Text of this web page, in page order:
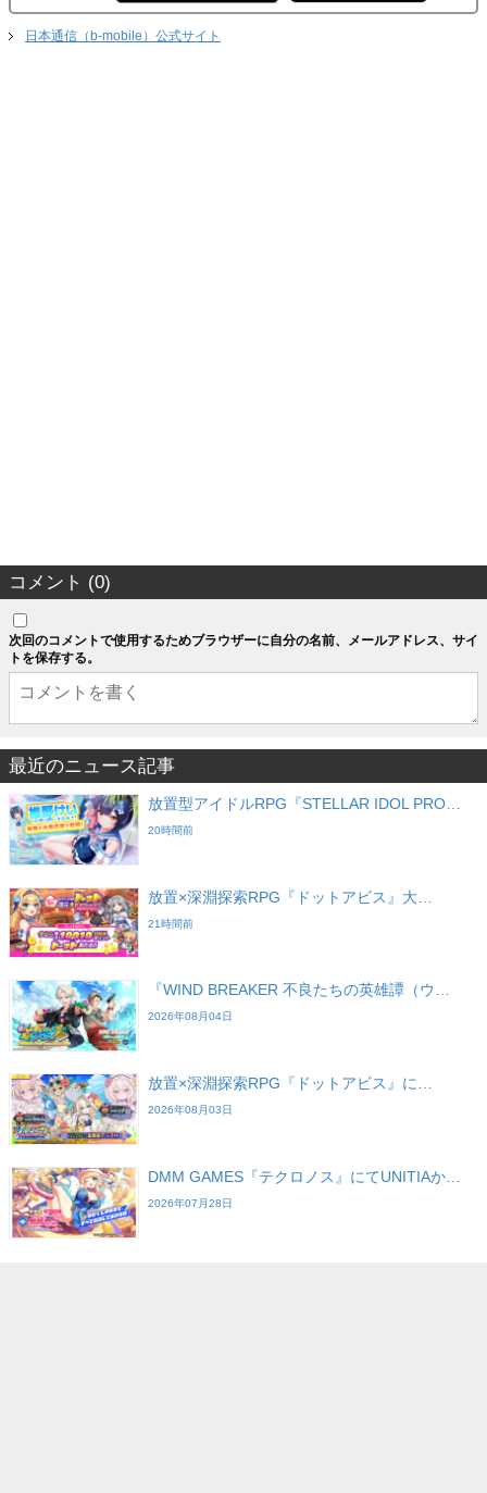
日本通信（b-mobile）公式サイト
コメント (0)
次回のコメントで使用するためブラウザーに自分の名前、メールアドレス、サイ
トを保存する。
最近のニュース記事
放置型アイドルRPG『STELLAR IDOL PRO…
20時間前
放置×深淵探索RPG『ドットアビス』大…
21時間前
『WIND BREAKER 不良たちの英雄譚（ウ…
2026年08月04日
放置×深淵探索RPG『ドットアビス』に…
2026年08月03日
DMM GAMES『テクロノス』にてUNITIAか…
2026年07月28日